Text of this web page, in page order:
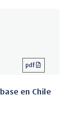
pdf
en Chile